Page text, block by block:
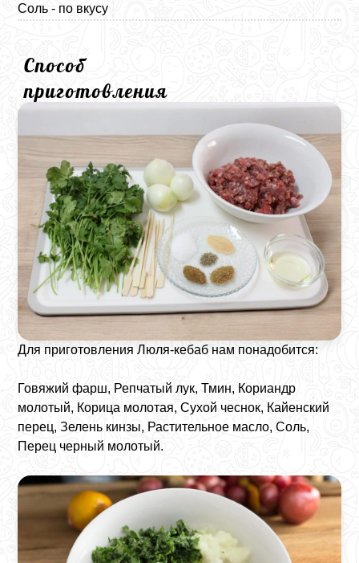
Соль - по вкусу
Способ
приготовления
Для приготовления Люля-кебаб нам понадобится:
Говяжий фарш, Репчатый лук, Тмин, Кориандр
молотый, Корица молотая, Сухой чеснок, Кайенский
перец, Зелень кинзы, Растительное масло, Соль,
Перец черный молотый.